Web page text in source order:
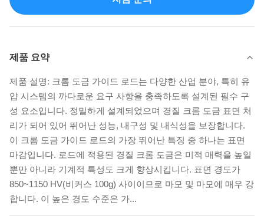
제품 요약
제품 설명: 크롬 도금 가이드 로드는 다양한 산업 분야, 특히 유
압 시스템의 까다로운 요구 사항을 충족하도록 설계된 필수 구
성 요소입니다. 정밀하게 설계되었으며 경질 크롬 도금 표면 처
리가 되어 있어 뛰어난 성능, 내구성 및 내식성을 보장합니다.
이 크롬 도금 가이드 로드의 가장 뛰어난 특징 중 하나는 표면
마감입니다. 로드에 적용된 경질 크롬 도금은 미적 매력을 높일
뿐만 아니라 기계적 특성도 크게 향상시킵니다. 표면 경도가
850~1150 HV(비커스 100g) 사이이므로 마모 및 마모에 매우 강
합니다. 이 높은 경도 수준은 가...